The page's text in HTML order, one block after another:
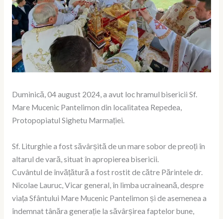
Duminică, 04 august 2024, a avut loc hramul bisericii Sf.
Mare Mucenic Pantelimon din localitatea Repedea,
Protopopiatul Sighetu Marmației.
Sf. Liturghie a fost săvârșită de un mare sobor de preoți în
altarul de vară, situat în apropierea bisericii.
Cuvântul de învățătură a fost rostit de către Părintele dr.
Nicolae Lauruc, Vicar general, în limba ucraineană, despre
viața Sfântului Mare Mucenic Pantelimon și de asemenea a
îndemnat tânăra generație la săvârșirea faptelor bune,